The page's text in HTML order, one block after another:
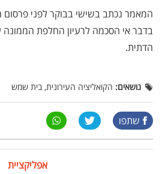
המאמר נכתב בשישי בבוקר לפני פרסום
בדבר אי הסכמה לרעיון החלפת הממונה
הדתית.
נושאים: הקואליציה העירונית, בית שמש
שתפו
אפליקציית